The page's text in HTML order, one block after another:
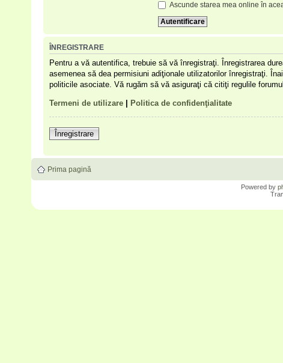
Ascunde starea mea online în
ÎNREGISTRARE
Pentru a vă autentifica, trebuie să vă înregistraţi. Înregistrarea
asemenea să dea permisiuni adiţionale utilizatorilor înregistraţi.
politicile asociate. Vă rugăm să vă asiguraţi că citiţi regulile
Termeni de utilizare| Politica de confidenţialitate
Înregistrare
Prima pagină
Powered by